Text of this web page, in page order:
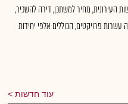
מחיר למשתכן, דירה להשכיר,
ואכלסה עשרות פרויקטים, הכוללים אלפי יחידות
עוד חדשות